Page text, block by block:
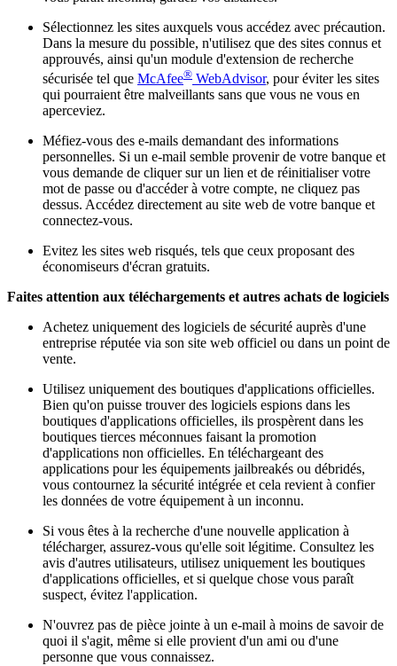
Sélectionnez les sites auxquels vous accédez avec précaution.
Dans la mesure du possible, n'utilisez que des sites connus et
approuvés, ainsi qu'un module d'extension de recherche
sécurisée tel que McAfee® WebAdvisor, pour éviter les sites
qui pourraient être malveillants sans que vous ne vous en
aperceviez.
Méfiez-vous des e-mails demandant des informations
personnelles. Si un e-mail semble provenir de votre banque et
vous demande de cliquer sur un lien et de réinitialiser votre
mot de passe ou d'accéder à votre compte, ne cliquez pas
dessus. Accédez directement au site web de votre banque et
connectez-vous.
Evitez les sites web risqués, tels que ceux proposant des
économiseurs d'écran gratuits.
Faites attention aux téléchargements et autres achats de logiciels
Achetez uniquement des logiciels de sécurité auprès d'une
entreprise réputée via son site web officiel ou dans un point de
vente.
Utilisez uniquement des boutiques d'applications officielles.
Bien qu'on puisse trouver des logiciels espions dans les
boutiques d'applications officielles, ils prospèrent dans les
boutiques tierces méconnues faisant la promotion
d'applications non officielles. En téléchargeant des
applications pour les équipements jailbreakés ou débridés,
vous contournez la sécurité intégrée et cela revient à confier
les données de votre équipement à un inconnu.
Si vous êtes à la recherche d'une nouvelle application à
télécharger, assurez-vous qu'elle soit légitime. Consultez les
avis d'autres utilisateurs, utilisez uniquement les boutiques
d'applications officielles, et si quelque chose vous paraît
suspect, évitez l'application.
N'ouvrez pas de pièce jointe à un e-mail à moins de savoir de
quoi il s'agit, même si elle provient d'un ami ou d'une
personne que vous connaissez.